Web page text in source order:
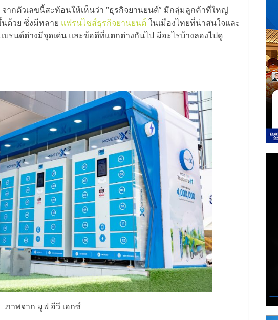
ากตัวเลขนี้สะท้อนให้เห็นว่า “ธุรกิจยานยนต์” มีกลุ่มลูกค้าที่ใหญ่
ด้วย ซึ่งมีหลาย แฟรนไชส์ธุรกิจยานยนต์ในเมืองไทยที่น่าสนใจและ
รนด์ต่างมีจุดเด่น และข้อดีที่แตกต่างกันไป มีอะไรบ้างลองไปดู
ภาพจาก มูฟ อีวี เอกซ์